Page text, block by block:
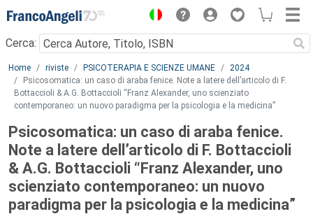
Menu
Cerca:
Main content
Home riviste PSICOTERAPIA E SCIENZE UMANE
2024
Psicosomatica: un caso di araba fenice. Note a latere dell’articolo di F.
Bottaccioli & A.G. Bottaccioli “Franz Alexander, uno scienziato
contemporaneo: un nuovo paradigma per la psicologia e la medicina”
Psicosomatica: un caso di araba fenice.
Note a latere dell’articolo di F. Bottaccioli
& A.G. Bottaccioli “Franz Alexander, uno
scienziato contemporaneo: un nuovo
paradigma per la psicologia e la medicina”